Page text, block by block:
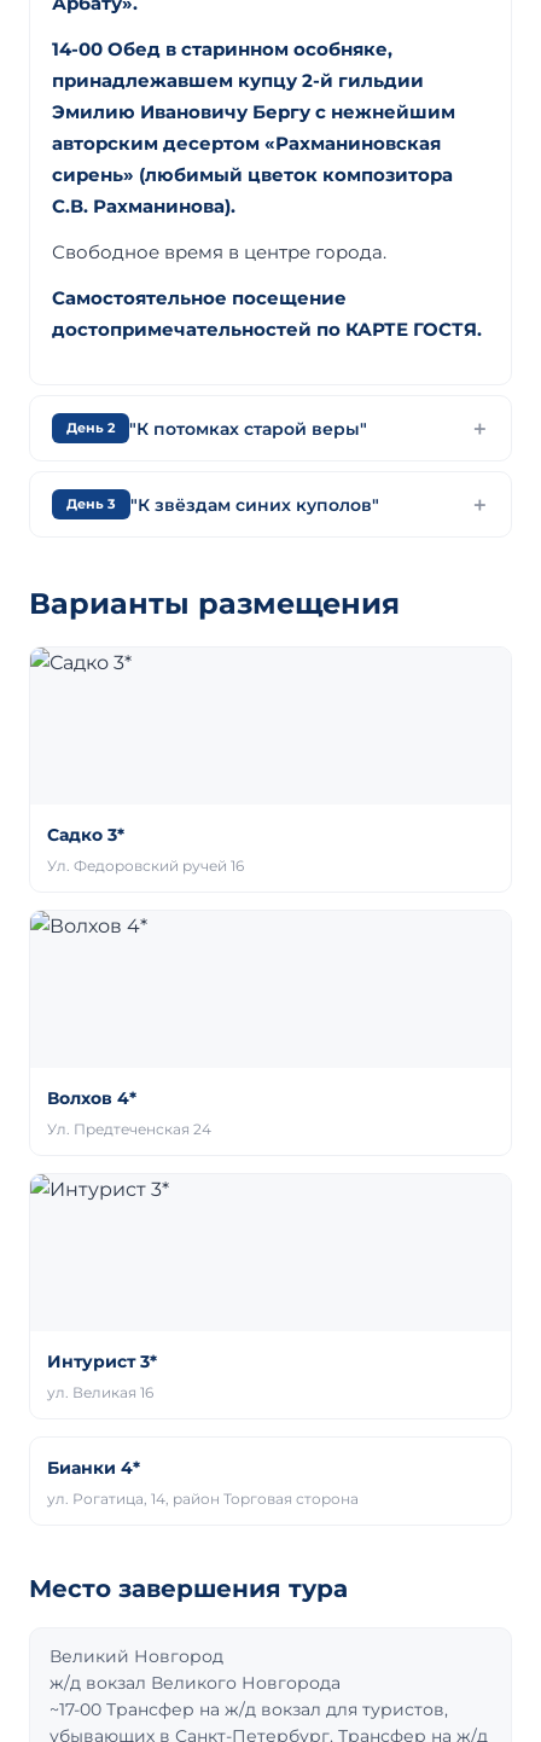
14-00 Обед в старинном особняке,
принадлежавшем купцу 2-й гильдии
Эмилию Ивановичу Бергу с нежнейшим
авторским десертом «Рахманиновская
сирень» (любимый цветок композитора
С.В. Рахманинова).
Свободное время в центре города.
Самостоятельное посещение
достопримечательностей по КАРТЕ ГОСТЯ.
День 2 "К потомках старой веры"
День 3 "К звёздам синих куполов"
Варианты размещения
Садко 3*
Ул. Федоровский ручей 16
Волхов 4*
Ул. Предтеченская 24
Интурист 3*
ул. Великая 16
Бианки 4*
ул. Рогатица, 14, район Торговая сторона
Место завершения тура
Великий Новгород
ж/д вокзал Великого Новгорода
~17-00 Трансфер на ж/д вокзал для туристов,
убывающих в Санкт-Петербург. Трансфер на ж/д